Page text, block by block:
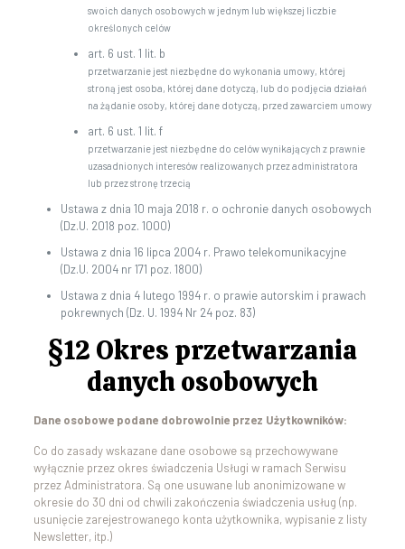
swoich danych osobowych w jednym lub większej liczbie
określonych celów
art. 6 ust. 1 lit. b
przetwarzanie jest niezbędne do wykonania umowy, której
stroną jest osoba, której dane dotyczą, lub do podjęcia działań
na żądanie osoby, której dane dotyczą, przed zawarciem umowy
art. 6 ust. 1 lit. f
przetwarzanie jest niezbędne do celów wynikających z prawnie
uzasadnionych interesów realizowanych przez administratora
lub przez stronę trzecią
Ustawa z dnia 10 maja 2018 r. o ochronie danych osobowych
(Dz.U. 2018 poz. 1000)
Ustawa z dnia 16 lipca 2004 r. Prawo telekomunikacyjne
(Dz.U. 2004 nr 171 poz. 1800)
Ustawa z dnia 4 lutego 1994 r. o prawie autorskim i prawach
pokrewnych (Dz. U. 1994 Nr 24 poz. 83)
§12 Okres przetwarzania
danych osobowych
Dane osobowe podane dobrowolnie przez Użytkowników:
Co do zasady wskazane dane osobowe są przechowywane
wyłącznie przez okres świadczenia Usługi w ramach Serwisu
przez Administratora. Są one usuwane lub anonimizowane w
okresie do 30 dni od chwili zakończenia świadczenia usług (np.
usunięcie zarejestrowanego konta użytkownika, wypisanie z listy
Newsletter, itp.)